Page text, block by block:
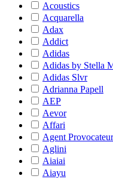
Acoustics
Acquarella
Adax
Addict
Adidas
Adidas by Stella
Adidas Slvr
Adrianna Papell
AEP
Aevor
Affari
Agent Provocateur
Aglini
Aiaiai
Aiayu